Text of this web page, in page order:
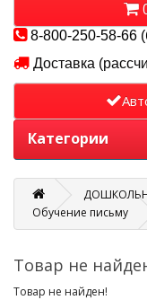
8-800-250-58-66
Доставка
Категории
Обучение письму
Товар не
Товар не найден!